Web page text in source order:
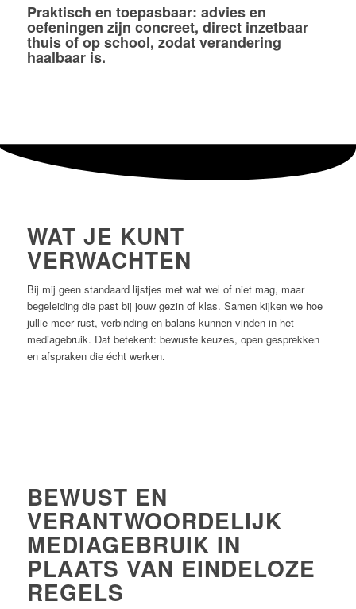
Praktisch en toepasbaar: advies en
oefeningen zijn concreet, direct inzetbaar
thuis of op school, zodat verandering
haalbaar is.
WAT JE KUNT
VERWACHTEN
Bij mij geen standaard lijstjes met wat wel of niet mag, maar
begeleiding die past bij jouw gezin of klas. Samen kijken we hoe
jullie meer rust, verbinding en balans kunnen vinden in het
mediagebruik. Dat betekent: bewuste keuzes, open gesprekken
en afspraken die écht werken.
BEWUST EN
VERANTWOORDELIJK
MEDIAGEBRUIK IN
PLAATS VAN EINDELOZE
REGELS